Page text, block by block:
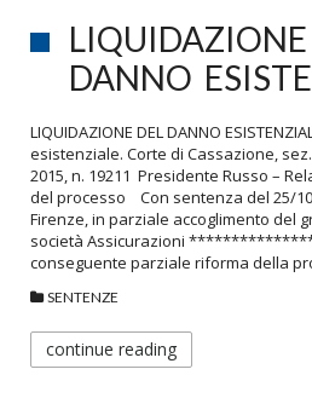
DANNO
LIQUIDAZIONE DEL DANNO
esistenziale. Corte di Cassazione,
2015, n. 19211 Presidente Russo –
del processo Con sentenza del 25/
Firenze, in parziale accoglimento del
società Assicurazioni
conseguente parziale riforma della
SENTENZE
continue reading